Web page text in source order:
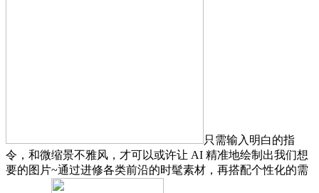
只需输入明白的指
令，和微缩景不雅风，才可以或许让 AI 精准地绘制出我们想
要的图片~通过进修各类前沿的时髦素材，再搭配个性化的需